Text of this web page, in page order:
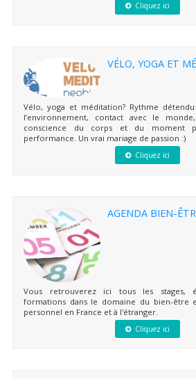
Cliquez ici
VÉLO, YOGA ET
Vélo, yoga et méditation? Rythme
l’environnement, contact avec le
conscience du corps et du moment
performance. Un vrai mariage de passion :)
Cliquez ici
AGENDA BIEN-
Vous retrouverez ici tous les stages,
formations dans le domaine du bien-être
personnel en France et à l'étranger.
Cliquez ici